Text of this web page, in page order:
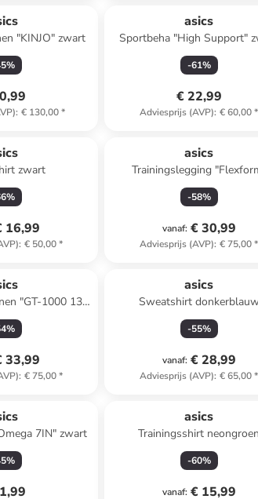
"KINJO" zwart
%
: € 130,00*
asics
Sportbeha "High Support"
-61%
€ 22,99
Adviesprijs (AVP): € 60,00*
zwart
%
16,99
: € 50,00*
asics
Trainingslegging
bordeaux
-58%
vanaf: € 30,99
Adviesprijs (AVP): € 75,00*
"GT-1000 13
%
33,99
: € 75,00*
asics
Sweatshirt
-55%
vanaf: € 28,99
Adviesprijs (AVP): € 65,00*
7IN" zwart
%
asics
Trainingsshirt neongroen
-60%
vanaf: € 15,99